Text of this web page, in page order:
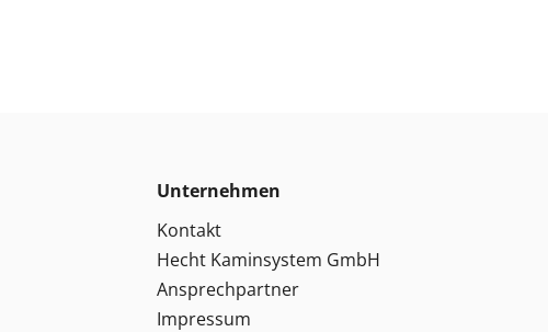
Unternehmen
Kontakt
Hecht Kaminsystem GmbH
Ansprechpartner
Impressum